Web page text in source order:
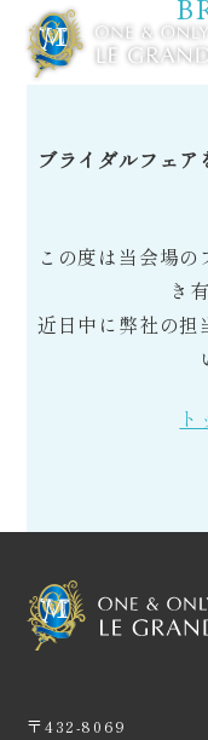
ブランドメッセージ
チャペル
コラム・おすすめ情
少人数婚
ア
ブライダルフェ
この度は当会場
き
近日中に弊社の担
〒432-8069